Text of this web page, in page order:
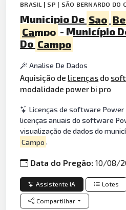
BRASIL | SP | SÃO BERNARDO DO
Municipio De Sao
Campo - Município
Do Campo
Analise De Dados
Aquisição de licenças do
modalidade power bi pro
Licenças de software Power
licenças anuais do software
visualização de dados do
Campo .
Data do Pregão:10/08/
Assistente IA Lotes
Compartilhar